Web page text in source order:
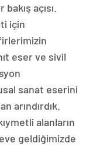
açısı.
için
eser ve sivil
sanat eserini
arındırdık.
alanların
geldiğimizde